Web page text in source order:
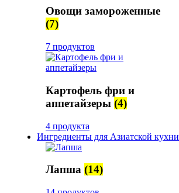
Овощи замороженные
(7)
7 продуктов
Картофель фри и
аппетайзеры (4)
4 продукта
Ингредиенты для Азиатской кухни
Лапша (14)